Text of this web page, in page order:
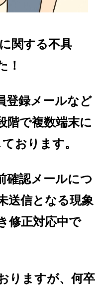
関する不具
！
登録メールなど
階で複数端末に
おります。
確認メールにつ
送信となる現象
修正対応中で
りますが、何卒